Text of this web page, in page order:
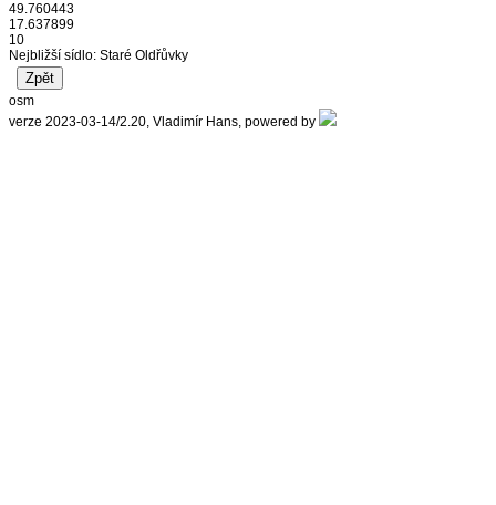
49.760443
17.637899
10
Nejbližší sídlo: Staré Oldřůvky
osm
verze 2023-03-14/2.20, Vladimír Hans, powered by